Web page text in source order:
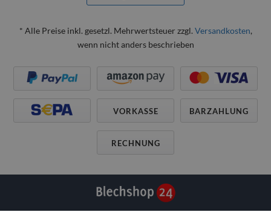
* Alle Preise inkl. gesetzl. Mehrwertsteuer zzgl. Versandkosten,
wenn nicht anders beschrieben
VORKASSE BARZAHLUNG
RECHNUNG